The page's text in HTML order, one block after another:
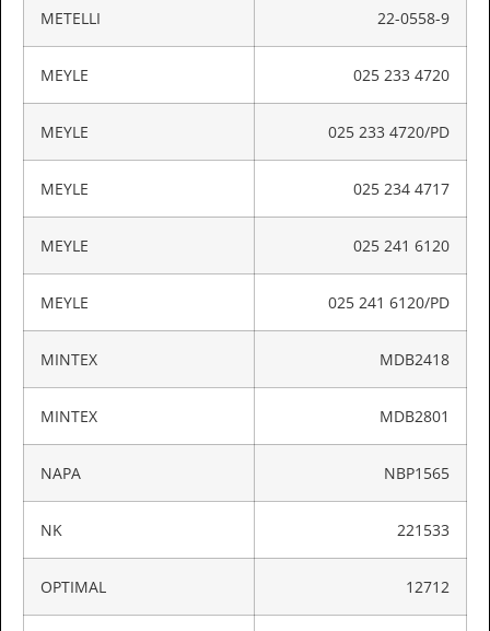
METELLI 22-0558-9
MEYLE 025 233 4720
MEYLE 025 233 4720/PD
MEYLE 025 234 4717
MEYLE 025 241 6120
MEYLE 025 241 6120/PD
MINTEX MDB2418
MINTEX MDB2801
NAPA NBP1565
NK 221533
OPTIMAL 12712